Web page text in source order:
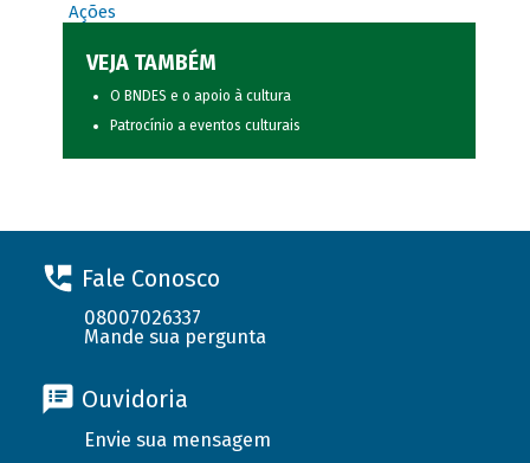
Ações
VEJA TAMBÉM
O BNDES e o apoio à cultura
Patrocínio a eventos culturais
Fale Conosco
08007026337
Mande sua pergunta
Ouvidoria
Envie sua mensagem